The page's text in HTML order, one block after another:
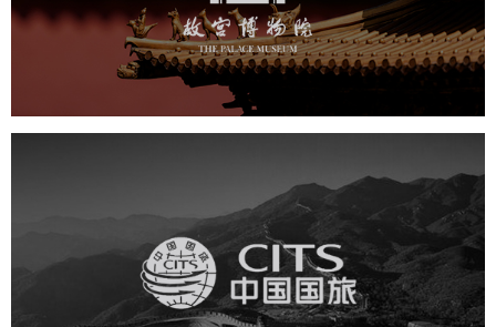
文化艺术 博物馆 智慧博物馆
博物馆网站建设
景区网站建设
文创商城 万能专题 网站代运营
中国国旅